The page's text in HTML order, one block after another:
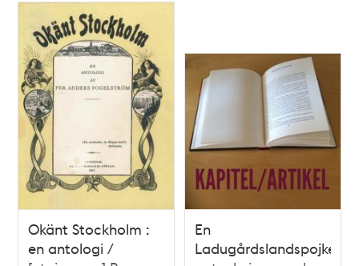
Okänt Stockholm :
en antologi /
En
Ladugårdslandspojkes